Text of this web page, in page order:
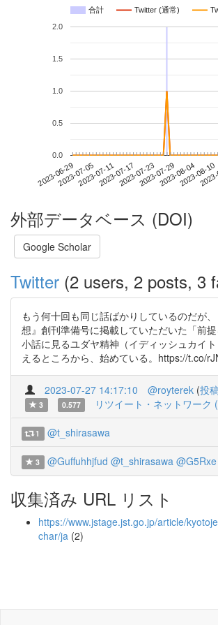
合計 Twitter (通常)
2023-06-292023-07-052023-07-112023-07-172023-07-232023-07-292023-08-042023-08-10
0.0
0.5
1.0
1.5
2.0
外部データベース (DOI)
Google Scholar
Twitter (2 users, 2 posts, 3
もう何十回も同じ話ばかりしているのだが
想』創刊準備号に掲載していただいた「前
小話に見るユダヤ精神（イディッシュカイ
えるところから、始めている。https://t.co/
2023-07-27 14:17:10 @royterek (投
3
0.577 リツイート・ネットワーク
1 @t_shirasawa
3 @Guffuhhjfud @t_shirasawa @G5Rxe
収集済み URL リスト
https://www.jstage.jst.go.jp/article/
char/ja (2)